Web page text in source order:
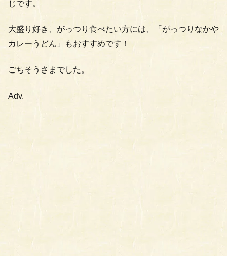
じです。
大盛り好き、がっつり食べたい方には、「がっつりなかや
カレーうどん」もおすすめです！
ごちそうさまでした。
Adv.